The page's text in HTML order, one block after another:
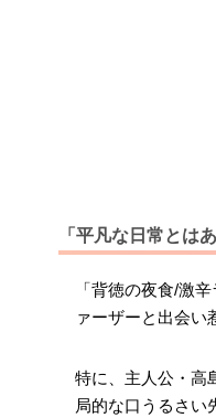
「平凡な日常とは
「背徳の夜食/激
ァーザーと出会い
特に、主人公・高
局的な口うるさい